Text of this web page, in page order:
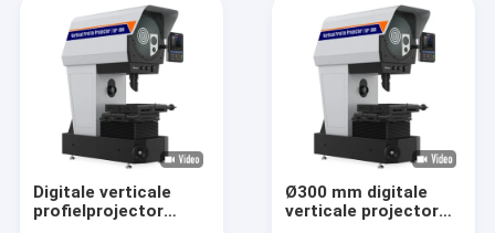
Producten
Video's
Over ons
Digitale verticale
profielprojector
Ø300 mm digitale
verticale projector